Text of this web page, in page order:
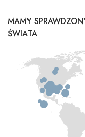
MAMY
ŚWIATA